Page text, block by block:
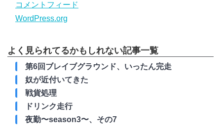
コメントフィード
WordPress.org
よく見られてるかもしれない記事一覧
第6回ブレイブグラウンド、いったん完走
奴が近付いてきた
戦貨処理
ドリンク走行
夜勤〜season3〜、その7